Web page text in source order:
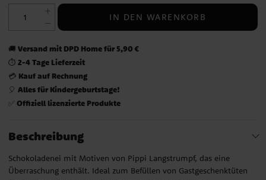
IN DEN WARENKORB
🚚 Versand mit DPD Home für 5,90 €
⏱️ 2-4 Tage Lieferzeit
💳 Kauf auf Rechnung
🎈 Alles für Kindergeburtstage!
✅ Offiziell lizenzierte Produkte
Beschreibung
Schokoladenei mit Motiven von Pippi Langstrumpf, das eine
Überraschung enthält. Ideal zum Befüllen von Gastgeschenktüten